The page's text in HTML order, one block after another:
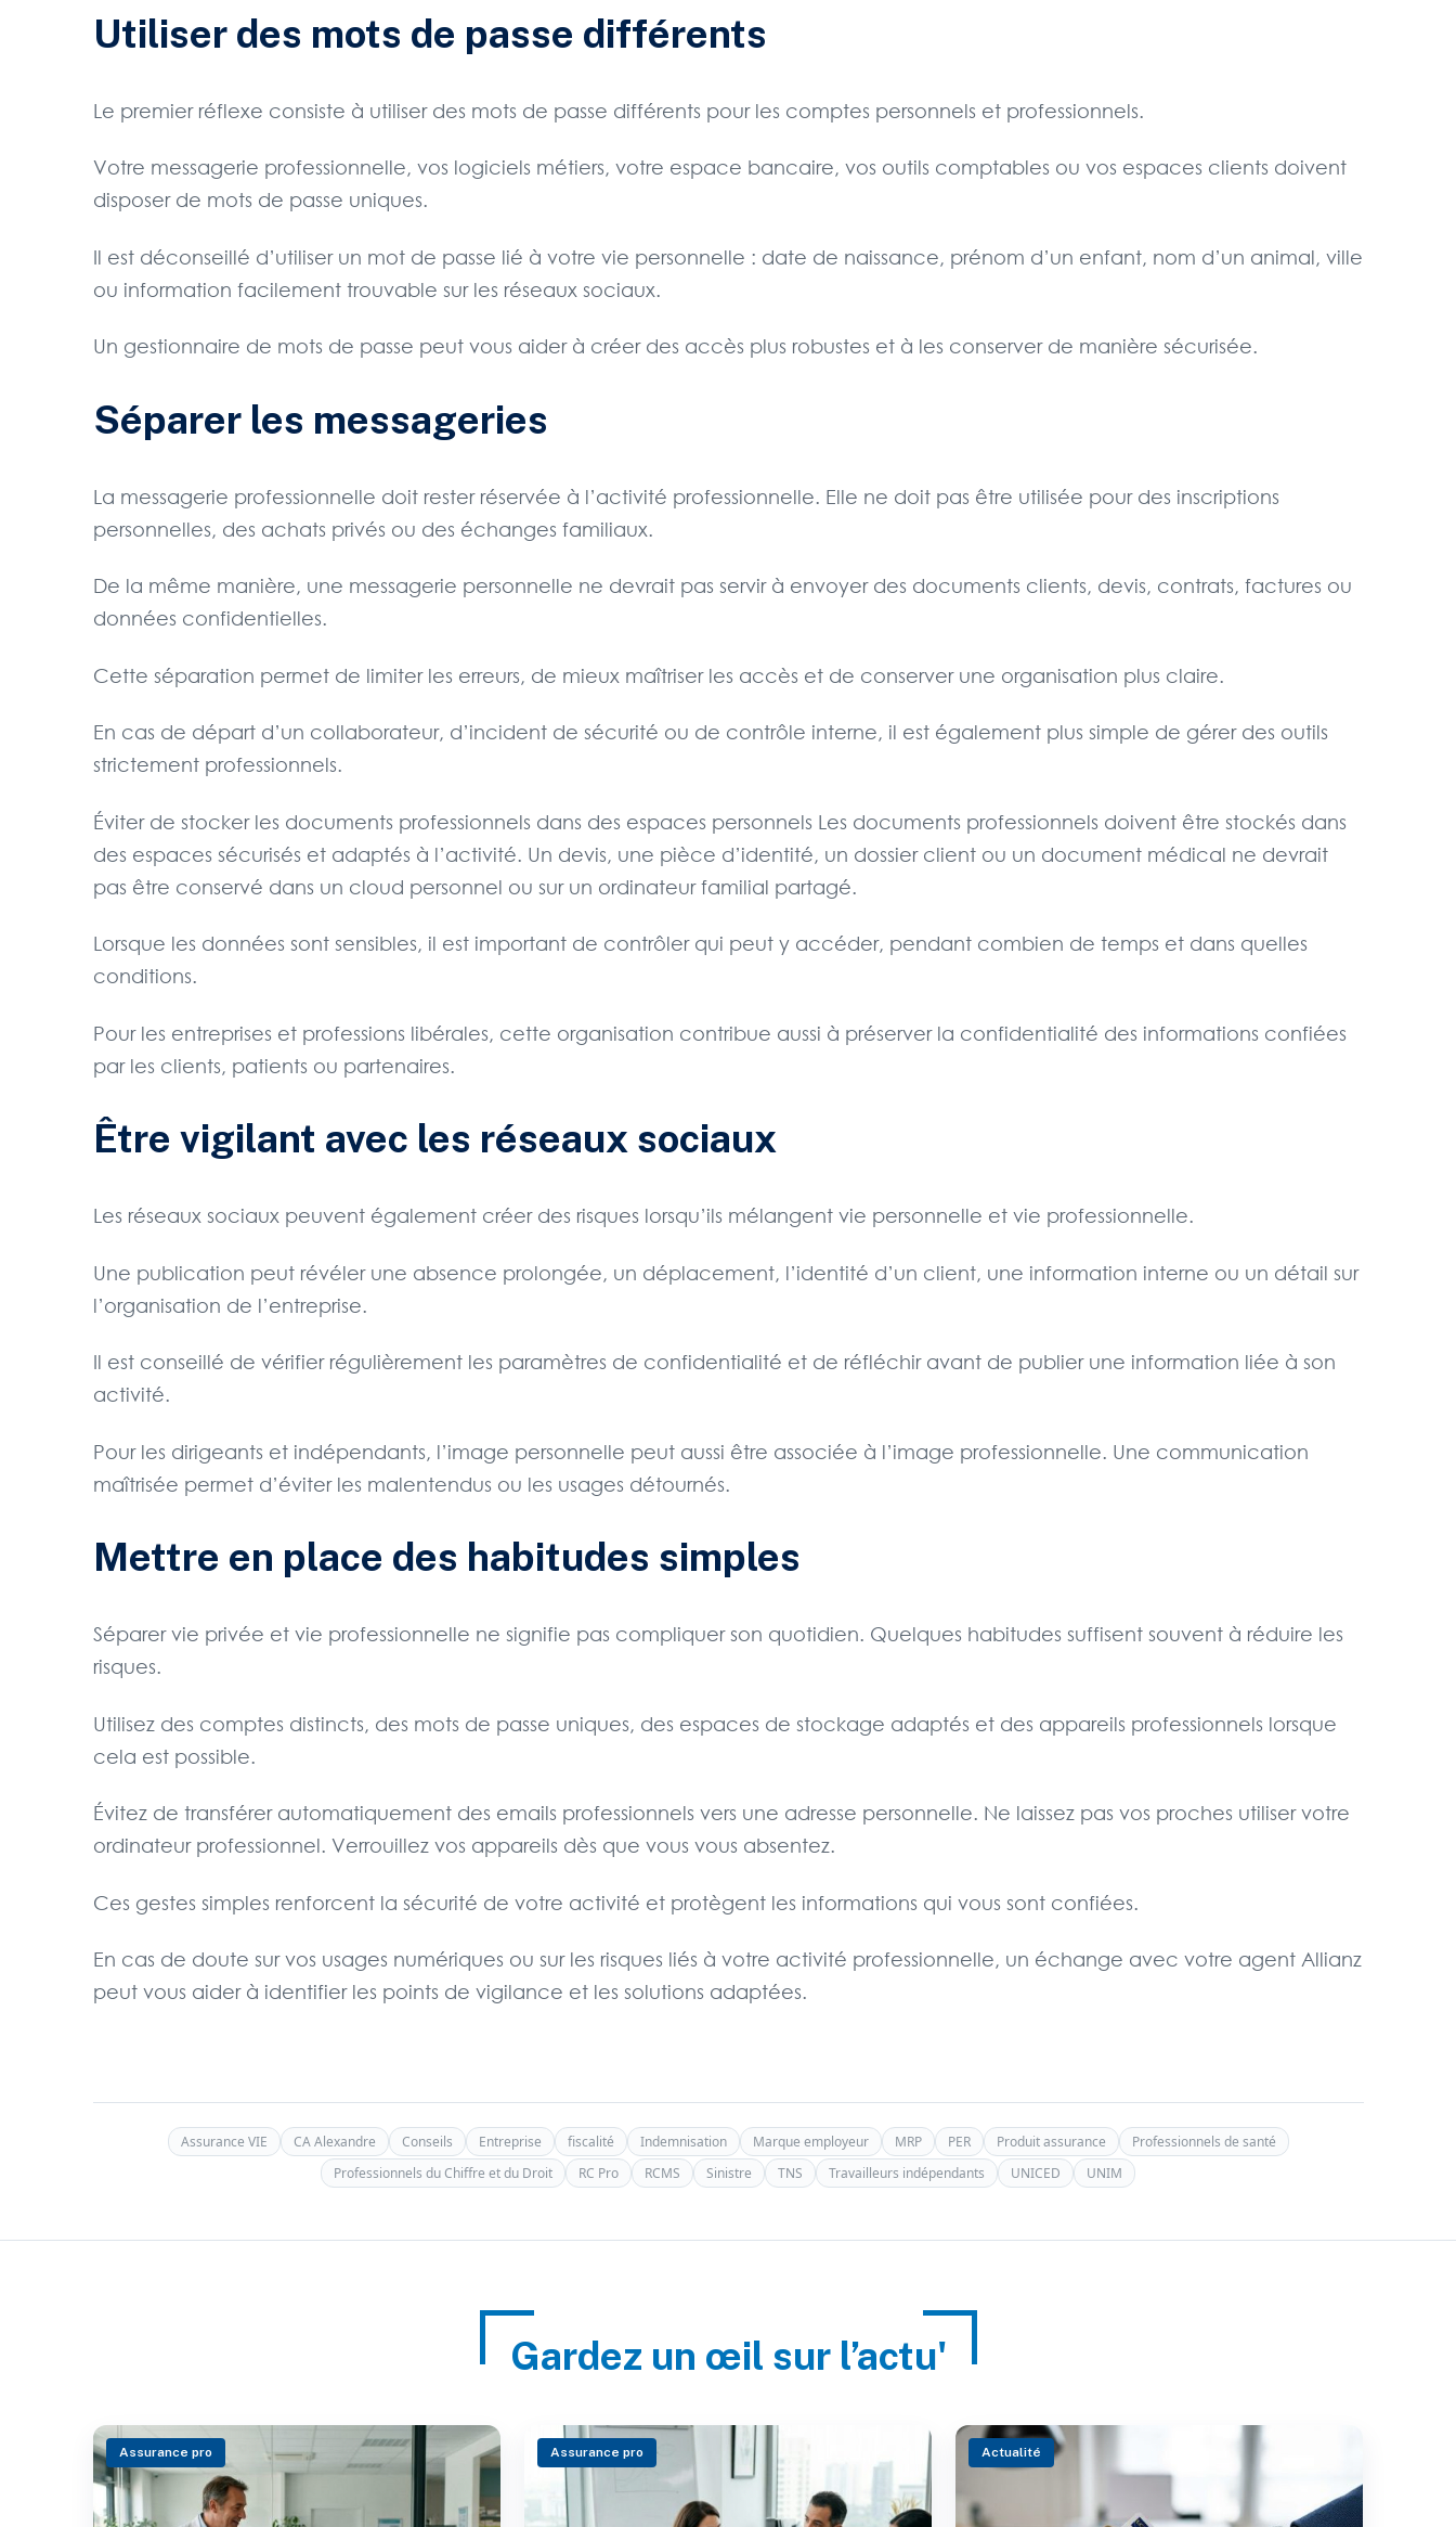
Utiliser des mots de passe différents
Le premier réflexe consiste à utiliser des mots de passe différents pour les comptes personnels et professionnels.
Votre messagerie professionnelle, vos logiciels métiers, votre espace bancaire, vos outils comptables ou vos espaces clients doivent
disposer de mots de passe uniques.
Il est déconseillé d’utiliser un mot de passe lié à votre vie personnelle : date de naissance, prénom d’un enfant, nom d’un animal, ville
ou information facilement trouvable sur les réseaux sociaux.
Un gestionnaire de mots de passe peut vous aider à créer des accès plus robustes et à les conserver de manière sécurisée.
Séparer les messageries
La messagerie professionnelle doit rester réservée à l’activité professionnelle. Elle ne doit pas être utilisée pour des inscriptions
personnelles, des achats privés ou des échanges familiaux.
De la même manière, une messagerie personnelle ne devrait pas servir à envoyer des documents clients, devis, contrats, factures ou
données confidentielles.
Cette séparation permet de limiter les erreurs, de mieux maîtriser les accès et de conserver une organisation plus claire.
En cas de départ d’un collaborateur, d’incident de sécurité ou de contrôle interne, il est également plus simple de gérer des outils
strictement professionnels.
Éviter de stocker les documents professionnels dans des espaces personnels Les documents professionnels doivent être stockés dans
des espaces sécurisés et adaptés à l’activité. Un devis, une pièce d’identité, un dossier client ou un document médical ne devrait
pas être conservé dans un cloud personnel ou sur un ordinateur familial partagé.
Lorsque les données sont sensibles, il est important de contrôler qui peut y accéder, pendant combien de temps et dans quelles
conditions.
Pour les entreprises et professions libérales, cette organisation contribue aussi à préserver la confidentialité des informations confiées
par les clients, patients ou partenaires.
Être vigilant avec les réseaux sociaux
Les réseaux sociaux peuvent également créer des risques lorsqu’ils mélangent vie personnelle et vie professionnelle.
Une publication peut révéler une absence prolongée, un déplacement, l’identité d’un client, une information interne ou un détail sur
l’organisation de l’entreprise.
Il est conseillé de vérifier régulièrement les paramètres de confidentialité et de réfléchir avant de publier une information liée à son
activité.
Pour les dirigeants et indépendants, l’image personnelle peut aussi être associée à l’image professionnelle. Une communication
maîtrisée permet d’éviter les malentendus ou les usages détournés.
Mettre en place des habitudes simples
Séparer vie privée et vie professionnelle ne signifie pas compliquer son quotidien. Quelques habitudes suffisent souvent à réduire les
risques.
Utilisez des comptes distincts, des mots de passe uniques, des espaces de stockage adaptés et des appareils professionnels lorsque
cela est possible.
Évitez de transférer automatiquement des emails professionnels vers une adresse personnelle. Ne laissez pas vos proches utiliser votre
ordinateur professionnel. Verrouillez vos appareils dès que vous vous absentez.
Ces gestes simples renforcent la sécurité de votre activité et protègent les informations qui vous sont confiées.
En cas de doute sur vos usages numériques ou sur les risques liés à votre activité professionnelle, un échange avec votre agent Allianz
peut vous aider à identifier les points de vigilance et les solutions adaptées.
Assurance VIE CA Alexandre Conseils Entreprise fiscalité Indemnisation Marque employeur MRP PER Produit assurance
Professionnels de santé
Professionnels du Chiffre et du Droit
RC Pro RCMS Sinistre TNS Travailleurs indépendants UNICED UNIM
Gardez un œil sur l’actu'
Assurance pro Assurance pro Actualité